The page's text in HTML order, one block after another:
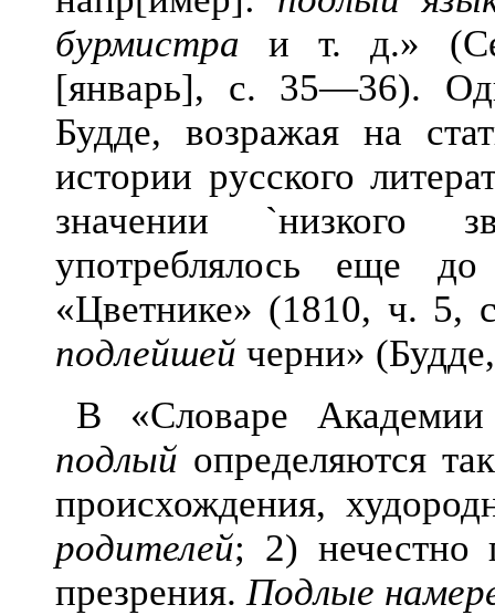
бурмистра и т. д.»
[январь], с. 35—36).
Будде, возражая на
истории русского
значении `низкого
употреблялось еще
«Цветнике» (1810, ч. 5,
подлейшей черни»
В «Словаре Академии
подлый определяются
происхождения,
родителей; 2) нечестно
презрения.Подлые